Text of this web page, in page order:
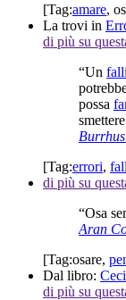
[Tag:amare,
La trovi in
di più su
“Un
possa
[Tag:errori,
di più su
“Osa
Aran
[Tag:osare,
Dal libro:
di più su